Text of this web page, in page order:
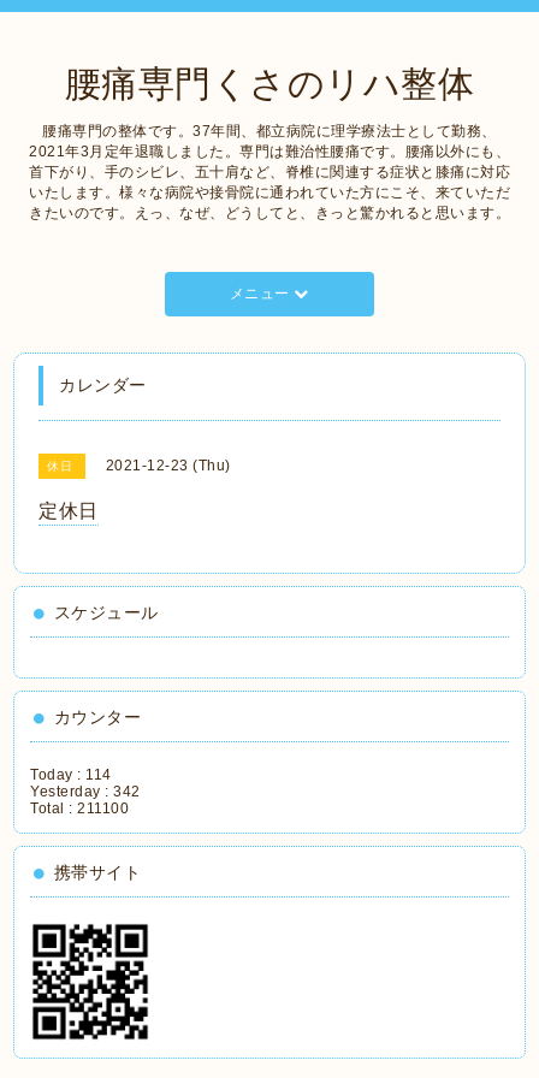
腰痛専門くさのリハ整体
腰痛専門の整体です。37年間、都立病院に理学療法士として勤務、
2021年3月定年退職しました。専門は難治性腰痛です。腰痛以外にも、
首下がり、手のシビレ、五十肩など、脊椎に関連する症状と膝痛に対応
いたします。様々な病院や接骨院に通われていた方にこそ、来ていただ
きたいのです。えっ、なぜ、どうしてと、きっと驚かれると思います。
メニュー
カレンダー
休日 2021-12-23 (Thu)
定休日
スケジュール
カウンター
Today : 114
Yesterday :342
Total :211100
携帯サイト